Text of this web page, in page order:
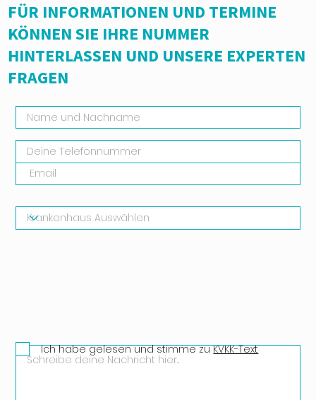
FÜR INFORMATIONEN UND TERMINE
KÖNNEN SIE IHRE NUMMER
HINTERLASSEN UND UNSERE EXPERTEN
FRAGEN
Ich habe gelesen und stimme zu KVKK-Text